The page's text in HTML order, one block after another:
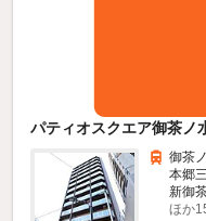
パティオスクエア御茶ノ
御茶
本郷
新御
ほか